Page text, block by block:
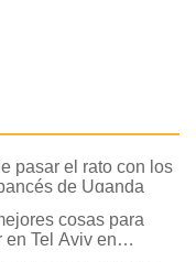
pasar el rato con los
de Uganda
cosas para
en Tel Aviv en